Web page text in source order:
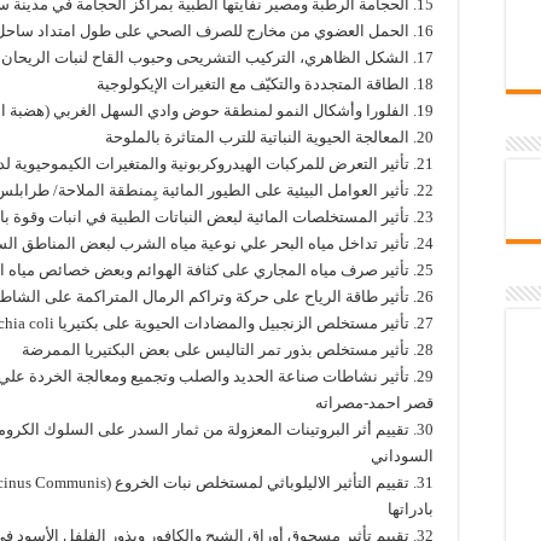
15. الحجامة الرطبة ومصير نفايتها الطبية بمراكز الحجامة في مدينة سرت
16. الحمل العضوي من مخارج للصرف الصحي على طول امتداد ساحل مدينة طرابلس
17. الشكل الظاهري، التركيب التشريحى وحبوب القاح لنبات الريحان الحلو (Ocimum basilicum L.)
18. الطاقة المتجددة والتكيّف مع التغيرات الإيكولوجية
19. الفلورا وأشكال النمو لمنطقة حوض وادي السهل الغربي (هضبة البطنان – مارماريكا) شمال شرق ليبيا
20. المعالجة الحيوية النباتية للترب المتاثرة بالملوحة
21. تأثير التعرض للمركبات الهيدروكربونية والمتغيرات الكيموحيوية لدى العاملين بمستودع سبها النفطي
22. تأثير العوامل البيئية على الطيور المائية بِمنطقة الملاحة/ طرابلس
23. تأثير المستخلصات المائية لبعض النباتات الطبية في انبات وقوة بادرات نبات القمح
24. تأثير تداخل مياه البحر علي نوعية مياه الشرب لبعض المناطق الساحلية الغربية من ليبيا
25. تأثير صرف مياه المجاري على كثافة الهوائم وبعض خصائص مياه البحر
26. تأثير طاقة الرياح على حركة وتراكم الرمال المتراكمة على الشاطئ شرق وادي كعام بمدينة زليتن
27. تأثير مستخلص الزنجبيل والمضادات الحيوية على بكتيريا Escherichia coli
28. تأثير مستخلص بذور تمر التاليس على بعض البكتيريا الممرضة
29. تأثير نشاطات صناعة الحديد والصلب وتجميع ومعالجة الخردة
قصر احمد-مصراته
30. تقييم أثر البروتينات المعزولة من ثمار السدر على السلوك
السوداني
بادراتها
32. تقييم تأثير مسحوق أوراق الشيح والكافور وبذور الفلفل